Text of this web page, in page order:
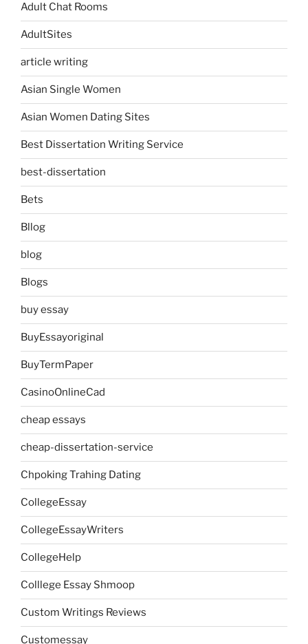
Adult Chat Rooms
AdultSites
article writing
Asian Single Women
Asian Women Dating Sites
Best Dissertation Writing Service
best-dissertation
Bets
Bllog
blog
Blogs
buy essay
BuyEssayoriginal
BuyTermPaper
CasinoOnlineCad
cheap essays
cheap-dissertation-service
Chpoking Trahing Dating
CollegeEssay
CollegeEssayWriters
CollegeHelp
Colllege Essay Shmoop
Custom Writings Reviews
Customessay